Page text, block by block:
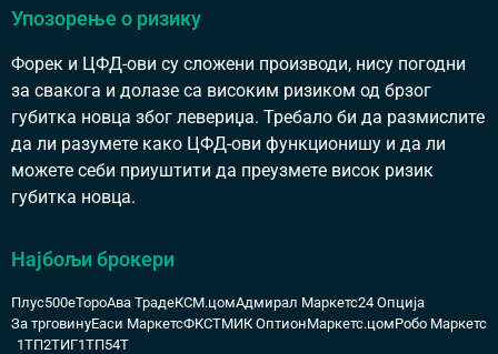
Упозорење о ризику
Форек и ЦФД-ови су сложени производи, нису погодни
за свакога и долазе са високим ризиком од брзог
губитка новца због левериџа. Требало би да размислите
да ли разумете како ЦФД-ови функционишу и да ли
можете себи приуштити да преузмете висок ризик
губитка новца.
Најбољи брокери
Плус500еТороАва ТрадеКСМ.цомАдмирал Маркетс24 Опција
За трговинуЕаси МаркетсФКСТМИК ОптионМаркетс.цомРобо Маркетс
1ТП2ТИГ1ТП54Т